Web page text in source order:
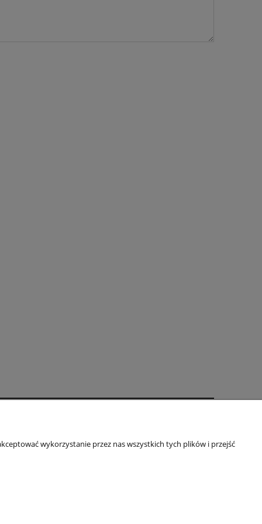
Kontakt
wykorzystanie przez nas wszystkich tych plików i przejść